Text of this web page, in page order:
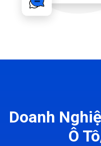
Doanh
Ô